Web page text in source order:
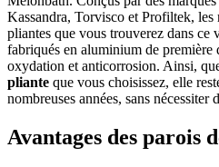
Kassandra, Torvisco et Profiltek, les
pliantes que vous trouverez dans ce
fabriqués en aluminium de première
oxydation et anticorrosion. Ainsi,
pliante que vous choisissez, elle
nombreuses années, sans nécessiter
Avantages des parois